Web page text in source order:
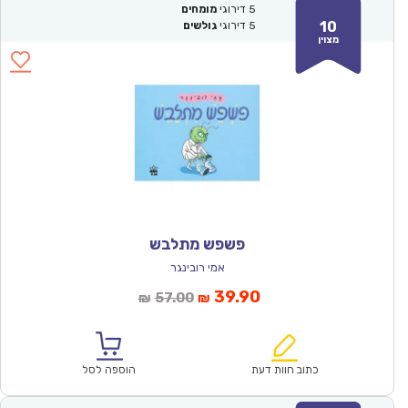
10
מצוין
5 דירוגי מומחים
5 דירוגי גולשים
פשפש מתלבש
אמי רובינגר
₪ 57.00המחיר
₪57.00.
₪ 39.90המחיר
הוא:
כתוב חוות דעת הוספה לסל